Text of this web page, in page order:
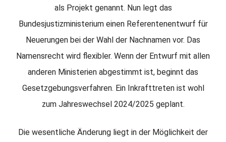
als Projekt genannt. Nun legt das
Bundesjustizministerium einen Referentenentwurf für
Neuerungen bei der Wahl der Nachnamen vor. Das
Namensrecht wird flexibler. Wenn der Entwurf mit allen
anderen Ministerien abgestimmt ist, beginnt das
Gesetzgebungsverfahren. Ein Inkrafttreten ist wohl
zum Jahreswechsel 2024/2025 geplant.
Die wesentliche Änderung liegt in der Möglichkeit der